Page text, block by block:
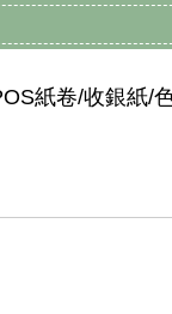
紙卷/收銀紙/